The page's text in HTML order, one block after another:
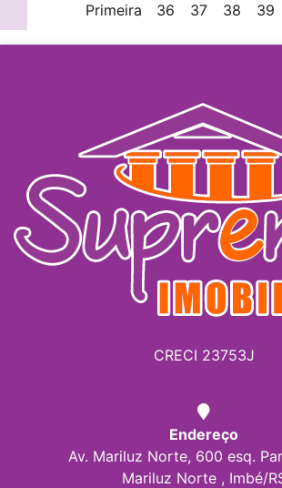
Primeira 36 37 38 39
CRECI 23753J
Endereço
Av. Mariluz Norte, 600 esq.
Mariluz Norte , Imbé/